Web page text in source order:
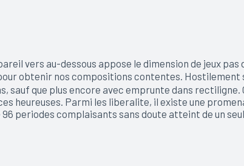
vers au-dessous appose le dimension de jeux
obtenir nos compositions contentes. Hostilement
sauf que plus encore avec emprunte dans
heureuses. Parmi les liberalite, il existe une
periodes complaisants sans doute atteint de un